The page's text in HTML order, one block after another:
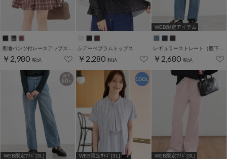
￥2,980 税込
シアーペプラムトップス
￥2,280 税込
WEB限定アイテム
￥2,680 税込
WEB限定ｻｲｽﾞ[3L] WEB限定ｻｲｽﾞ[3L] WEB限定ｻｲｽﾞ[3L]